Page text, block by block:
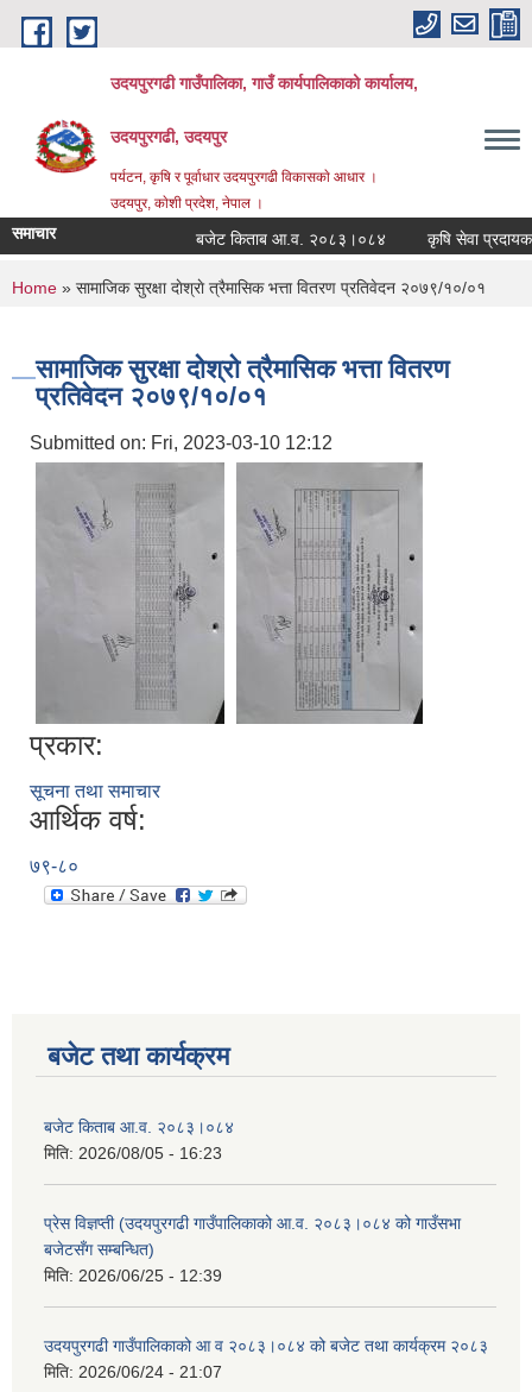
Skip to main content
उदयपुरगढी गाउँपालिका, गाउँ कार्यपालिकाको कार्यालय,
उदयपुरगढी, उदयपुर
पर्यटन, कृषि र पूर्वाधार उदयपुरगढी विकासकाे आधार ।
उदयपुर, काेशी प्रदेश, नेपाल ।
समाचार बजेट किताब आ.व. २०८३।०८४ कृषि सेवा
You are here
Home » सामाजिक सुरक्षा दाेश्राे त्रैमासिक भत्ता वितरण प्रतिवेदन २०७९/१०/०१
सामाजिक सुरक्षा दाेश्राे त्रैमासिक भत्ता वितरण
प्रतिवेदन २०७९/१०/०१
Submitted on: Fri, 2023-03-10 12:12
प्रकार:
सूचना तथा समाचार
आर्थिक वर्ष:
७९-८०
बजेट तथा कार्यक्रम
बजेट किताब आ.व. २०८३।०८४
मिति: 2026/08/05 - 16:23
प्रेस विज्ञप्ती (उदयपुरगढी गाउँपालिकाको आ.व. २०८३।०८४ को गाउँसभा
बजेटसँग सम्बन्धित)
मिति: 2026/06/25 - 12:39
उदयपुरगढी गाउँपालिकाको आ व २०८३।०८४ को बजेट तथा कार्यक्रम २०८३
मिति: 2026/06/24 - 21:07